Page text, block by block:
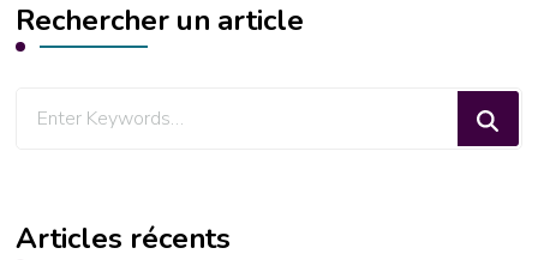
Rechercher un article
Looking
Articles récents